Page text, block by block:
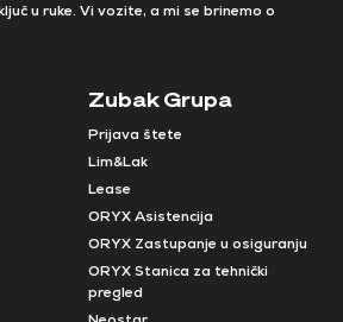
u ruke. Vi vozite, a mi se brinemo o
Zubak Grupa
Prijava štete
Lim&Lak
Lease
ORYX Asistencija
ORYX Zastupanje u osiguranju
ORYX Stanica za tehnički
pregled